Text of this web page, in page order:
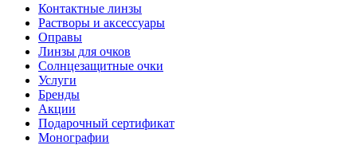
Контактные линзы
Растворы и аксессуары
Оправы
Линзы для очков
Солнцезащитные очки
Услуги
Бренды
Акции
Подарочный сертификат
Монографии